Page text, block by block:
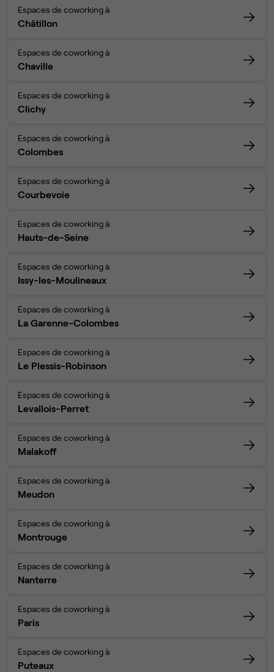
Espaces de coworking à
Châtillon
Espaces de coworking à
Chaville
Espaces de coworking à
Clichy
Espaces de coworking à
Colombes
Espaces de coworking à
Courbevoie
Espaces de coworking à
Hauts-de-Seine
Espaces de coworking à
Issy-les-Moulineaux
Espaces de coworking à
La Garenne-Colombes
Espaces de coworking à
Le Plessis-Robinson
Espaces de coworking à
Levallois-Perret
Espaces de coworking à
Malakoff
Espaces de coworking à
Meudon
Espaces de coworking à
Montrouge
Espaces de coworking à
Nanterre
Espaces de coworking à
Paris
Espaces de coworking à
Puteaux